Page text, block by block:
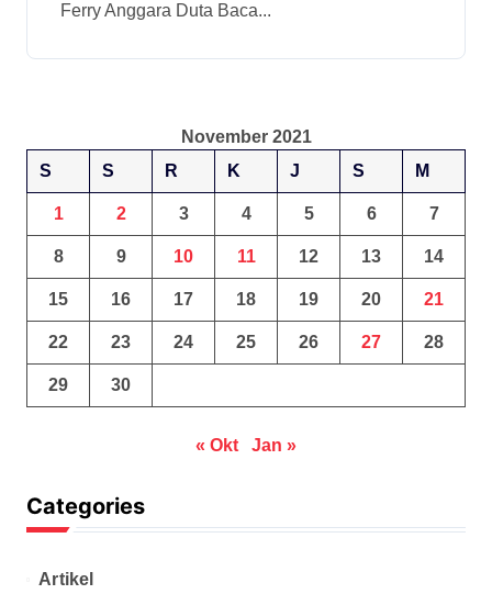
Ferry Anggara Duta Baca...
November 2021
S
S R K J S M
1 2 3 4 5 6 7
8 9 10 11 12 13 14
15 16 17 18 19 20 21
22 23 24 25 26 27 28
29 30
« Okt Jan »
Categories
Artikel